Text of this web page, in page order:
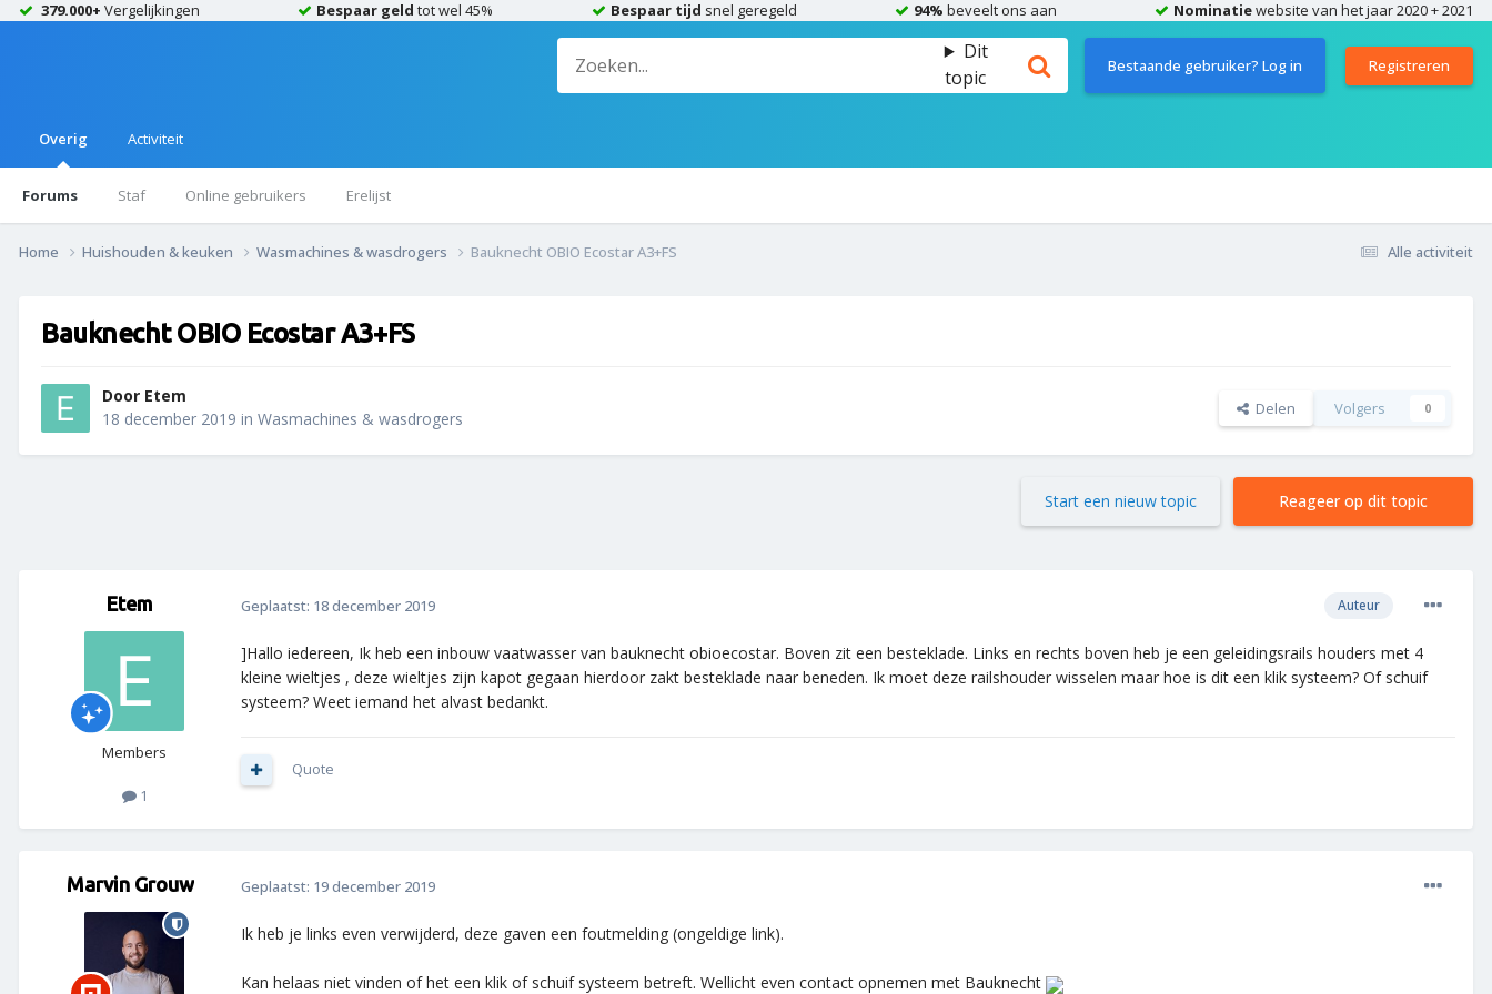
379.000+ Vergelijkingen Bespaar geld tot wel 45% Bespaar tijd snel geregeld 94% beveelt ons aan Nominatiewebsite van het jaar 2020 + 2021
Dit
topic
Bestaande gebruiker? Log in Registreren
Overig
Forums Staf Online gebruikers Erelijst
Activiteit
Alle activiteit
Home Huishouden & keuken Wasmachines & wasdrogers Bauknecht OBIO Ecostar A3+FS
Bauknecht OBIO Ecostar A3+FS
Door Etem
18 december 2019 in Wasmachines & wasdrogers Delen Volgers 0
Reageer op dit topic
Start een nieuw topic
Etem
Members
1
Auteur
Geplaatst: 18 december 2019
]Hallo iedereen, Ik heb een inbouw vaatwasser van bauknecht obioecostar. Boven zit een besteklade. Links en rechts boven heb je een geleidingsrails houders met 4
kleine wieltjes , deze wieltjes zijn kapot gegaan hierdoor zakt besteklade naar beneden. Ik moet deze railshouder wisselen maar hoe is dit een klik systeem? Of schuif
systeem? Weet iemand het alvast bedankt.
Quote
Marvin Grouw Geplaatst: 19 december 2019
Ik heb je links even verwijderd, deze gaven een foutmelding (ongeldige link).
Kan helaas niet vinden of het een klik of schuif systeem betreft. Wellicht even contact opnemen met Bauknecht